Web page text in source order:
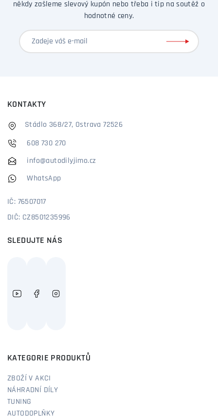
někdy zašleme slevový kupón nebo třeba i tip na soutěž o
hodnotné ceny.
KONTAKTY
Stádlo 368/27, Ostrava 72526
608 730 270
info@autodilyjimo.cz
WhatsApp
IČ: 76507017
DIČ: CZ8501235996
SLEDUJTE NÁS
KATEGORIE PRODUKTŮ
ZBOŽÍ V AKCI
NÁHRADNÍ DÍLY
TUNING
AUTODOPLŇKY